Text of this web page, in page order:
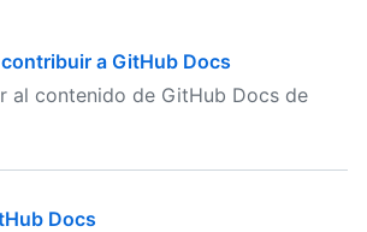
a GitHub Docs
al contenido de GitHub Docs de
Docs